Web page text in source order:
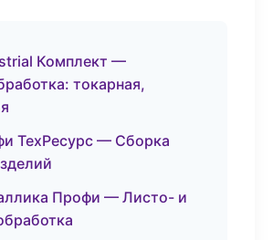
Комплект —
токарная,
ТехРесурс — Сборка
Профи — Листо- и